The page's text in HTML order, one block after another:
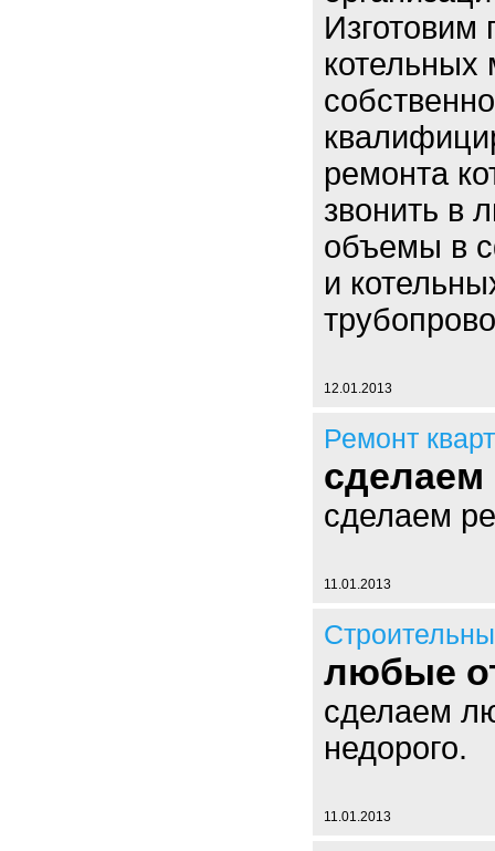
Изготовим
котельных
ремонта
звонить в
объемы в
и
12.01.2013
Ремонт
сделаем
сделаем
11.01.2013
любые
сделаем
недорого.
11.01.2013